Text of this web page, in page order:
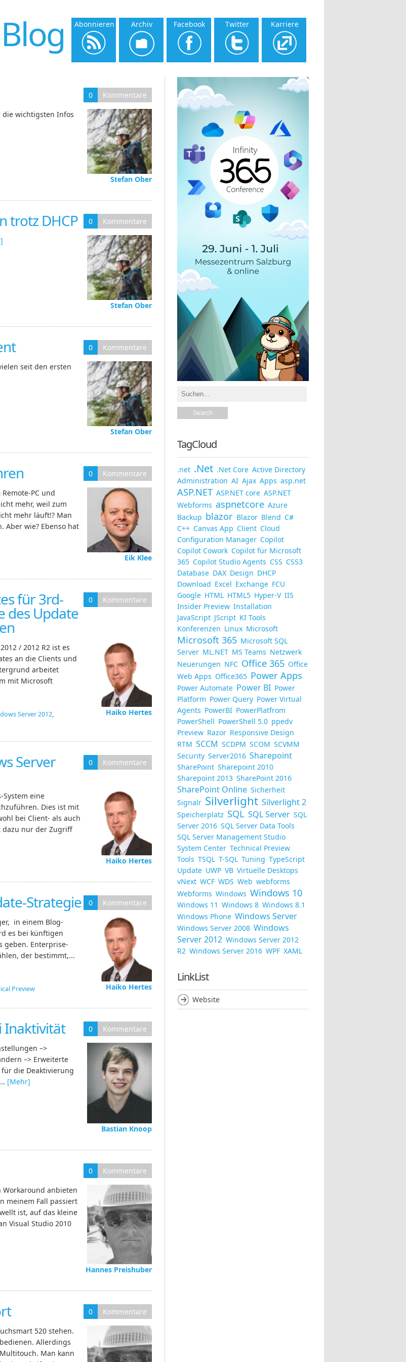
Abonnieren Archiv Facebook Twitter Karriere
0 Kommentare
Stefan Ober
die wichtigsten Infos
trotz DHCP 0 Kommentare
Stefan Ober
0 Kommentare
Stefan Ober
seit den ersten
0 Kommentare
Eik Klee
PC und
mehr, weil zum
mehr läuft!? Man
Aber wie? Ebenso hat
für 3rd-
des Update
0 Kommentare
Haiko Hertes
/ 2012 R2 ist es
an die Clients und
arbeitet
mit Microsoft
Server 2012,
Server 0 Kommentare
Haiko Hertes
eine
Dies ist mit
bei Client- als auch
dazu nur der Zugriff
Strategie 0 Kommentare
Haiko Hertes
in einem Blog-
es bei künftigen
geben. Enterprise-
der bestimmt,...
Preview
Inaktivität 0 Kommentare
Bastian Knoop
–>
–> Erweiterte
die Deaktivierung
[Mehr]
0 Kommentare
Hannes Preishuber
Workaround anbieten
meinem Fall passiert
ist, auf das kleine
Visual Studio 2010
0
Kommentare
520 stehen.
Allerdings
Man kann
TagCloud
.net .Net .Net Core Active Directory
Administration AI Ajax Apps asp.net
ASP.NET ASP.NET core ASP.NET
Webforms aspnetcore Azure
Backup blazor Blazor Blend C#
C++ Canvas App Client Cloud
Configuration Manager Copilot
Copilot Cowork Copilot für Microsoft
365 Copilot Studio Agents CSS CSS3
Database DAX Design DHCP
Download Excel Exchange FCU
Google HTML HTML5 Hyper-V IIS
Insider Preview Installation
JavaScript JScript KI Tools
Konferenzen Linux Microsoft
Microsoft 365 Microsoft SQL
Server ML.NET MS Teams Netzwerk
Neuerungen NFC Office 365 Office
Web Apps Office365 Power Apps
Power Automate Power BI Power
Platform Power Query Power Virtual
Agents PowerBI PowerPlatfrom
PowerShell PowerShell 5.0 ppedv
Preview Razor Responsive Design
RTM SCCM SCDPM SCOM SCVMM
Security Server2016 Sharepoint
SharePoint Sharepoint 2010
Sharepoint 2013 SharePoint 2016
SharePoint Online Sicherheit
Signalr Silverlight Silverlight 2
Speicherplatz SQL SQL Server SQL
Server 2016 SQL Server Data Tools
SQL Server Management Studio
System Center Technical Preview
Tools TSQL T-SQL Tuning TypeScript
Update UWP VB Virtuelle Desktops
vNext WCF WDS Web webforms
Webforms Windows Windows 10
Windows 11 Windows 8 Windows 8.1
Windows Phone Windows Server
Windows Server 2008 Windows
Server 2012 Windows Server 2012
R2 Windows Server 2016 WPF XAML
LinkList
Website